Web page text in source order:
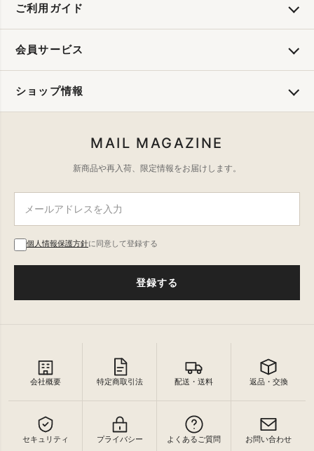
ご利用ガイド
会員サービス
ショップ情報
MAIL MAGAZINE
新商品や再入荷、限定情報をお届けします。
個人情報保護方針に同意して登録する
登録する
会社概要 特定商取引法 配送・送料 返品・交換
セキュリティ プライバシー よくあるご質問 お問い合わせ